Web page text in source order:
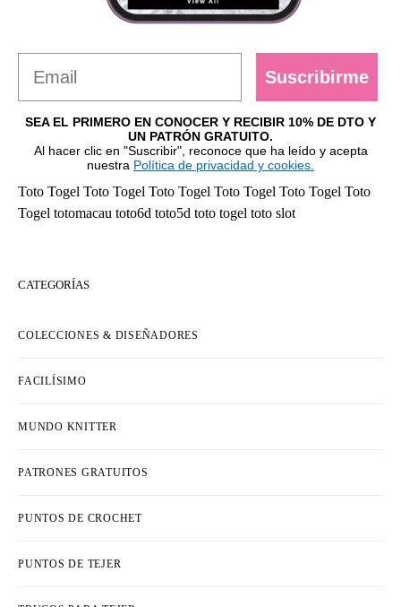
Suscribirme
SEA EL PRIMERO EN CONOCER Y RECIBIR 10% DE DTO Y
UN PATRÓN GRATUITO.
Al hacer clic en "Suscribir", reconoce que ha leído y acepta
nuestra Política de privacidad y cookies.
Toto Togel Toto Togel Toto Togel Toto Togel Toto Togel Toto
Togel totomacau toto6d toto5d toto togel toto slot
CATEGORÍAS
COLECCIONES & DISEÑADORES
FACILÍSIMO
MUNDO KNITTER
PATRONES GRATUITOS
PUNTOS DE CROCHET
PUNTOS DE TEJER